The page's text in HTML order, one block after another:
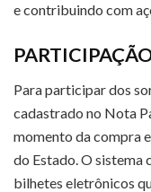
e contribuindo com
Para participar dos
cadastrado no Nota
momento da compra
do Estado. O sistema
bilhetes eletrônicos